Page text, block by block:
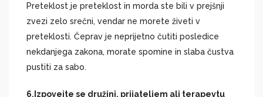
Preteklost je preteklost in morda ste bili v prejšnji
zvezi zelo srečni, vendar ne morete živeti v
preteklosti. Čeprav je neprijetno čutiti posledice
nekdanjega zakona, morate spomine in slaba čustva
pustiti za sabo.
6.Izpovejte se družini, prijateljem ali terapevtu